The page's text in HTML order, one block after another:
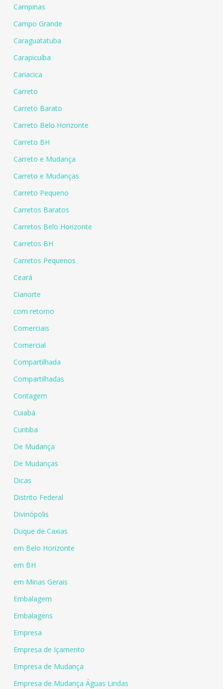
Campinas
Campo Grande
Caraguatatuba
Carapicuíba
Cariacica
Carreto
Carreto Barato
Carreto Belo Horizonte
Carreto BH
Carreto e Mudança
Carreto e Mudanças
Carreto Pequeno
Carretos Baratos
Carretos Belo Horizonte
Carretos BH
Carretos Pequenos
Ceará
Cianorte
com retorno
Comerciais
Comercial
Compartilhada
Compartilhadas
Contagem
Cuiabá
Curitiba
De Mudança
De Mudanças
Dicas
Distrito Federal
Divinópolis
Duque de Caxias
em Belo Horizonte
em BH
em Minas Gerais
Embalagem
Embalagens
Empresa
Empresa de Içamento
Empresa de Mudança
Empresa de Mudança Águas Lindas